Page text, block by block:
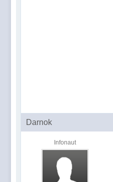
Darnok
Infonaut